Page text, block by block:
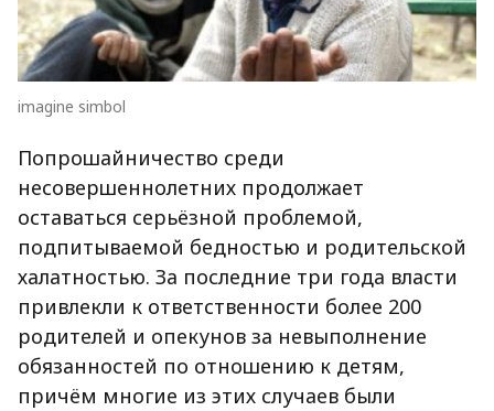
imagine simbol
Попрошайничество среди
несовершеннолетних продолжает
оставаться серьёзной проблемой,
подпитываемой бедностью и родительской
халатностью. За последние три года власти
привлекли к ответственности более 200
родителей и опекунов за невыполнение
обязанностей по отношению к детям,
причём многие из этих случаев были